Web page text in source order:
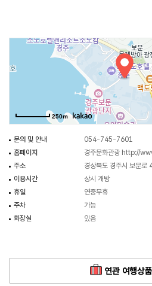
총 8,000,036㎡(242만 평)의 대지에 국제
위락시설을 갖춘 경주의 사랑방이라고 일컫
경주지역에는 특히 벚나무가 많다. 어느 특
전체가 벚꽃 천지인 것이 다른 지역과 다르
곳마다 온통 벚꽃 천지이지만 그중에서 특히
벚꽃이 한층 기염을 토한다. 바람이라도 부는
환상적인 경관을 연출한다.
250m
문의 및 안내
054-745-7601
홈페이지
경주문화관광 http://
주소
경상북도 경주시 보문로
이용시간
상시 개방
휴일
연중무휴
주차
가능
화장실
있음
연관 여행상